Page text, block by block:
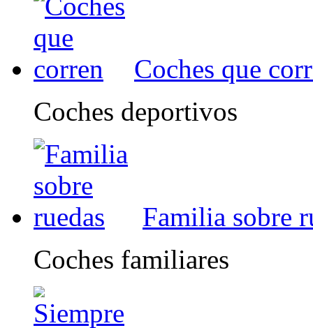
Coches que
Coches deportivos
Familia sobre
Coches familiares